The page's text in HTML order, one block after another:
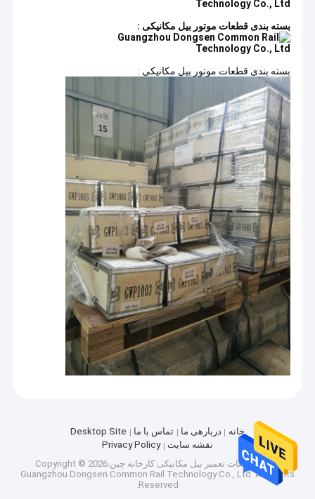
بسته بندی قطعات موتور بیل مکانیکی :
بسته بندی قطعات موتور بیل مکانیکی :
خانه دربارهی ما تماس با ما
Desktop Site
نقشه سایت
Privacy Policy
کیفیتقطعات تعمیر بیل مکانیکی
کارخانه چین.Copyright © 2026
Guangzhou Dongsen Common Rail Technology Co., Ltd. All Rights
Reserved.